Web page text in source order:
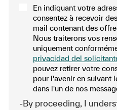
En indiquant votre
consentez à recevoir
mail contenant des
Nous traiterons vos
uniquement
privacidad del
pouvez retirer votre
pour l'avenir en suivant
dans l'un de nos
-By proceeding, I